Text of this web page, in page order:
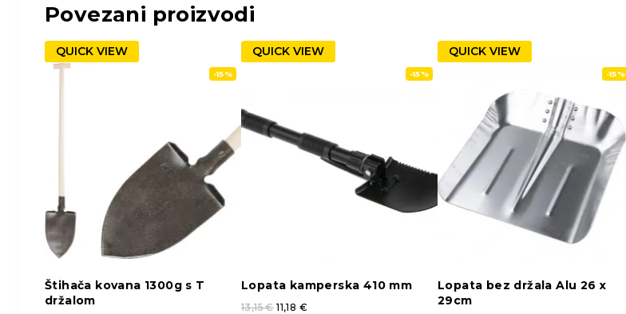
Povezani proizvodi
QUICK VIEW
-15%
Štihača kovana 1300g s T
držalom
QUICK VIEW
-15%
Lopata kamperska 410 mm
13,15€ 11,18 €
QUICK VIEW
-15%
Lopata bez držala Alu 26 x
29cm